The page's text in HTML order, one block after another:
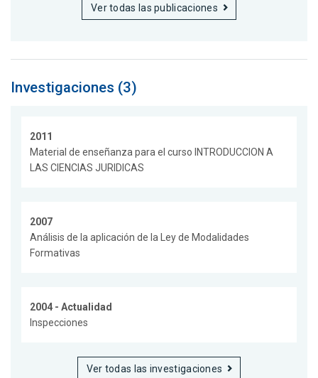
Ver todas las publicaciones
Investigaciones (3)
2011
Material de enseñanza para el curso INTRODUCCION A
LAS CIENCIAS JURIDICAS
2007
Análisis de la aplicación de la Ley de Modalidades
Formativas
2004 - Actualidad
Inspecciones
Ver todas las investigaciones